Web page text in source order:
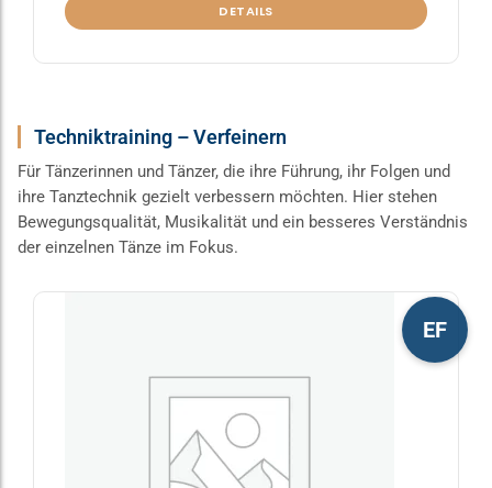
DETAILS
Techniktraining – Verfeinern
Für Tänzerinnen und Tänzer, die ihre Führung, ihr Folgen und
ihre Tanztechnik gezielt verbessern möchten. Hier stehen
Bewegungsqualität, Musikalität und ein besseres Verständnis
der einzelnen Tänze im Fokus.
EF